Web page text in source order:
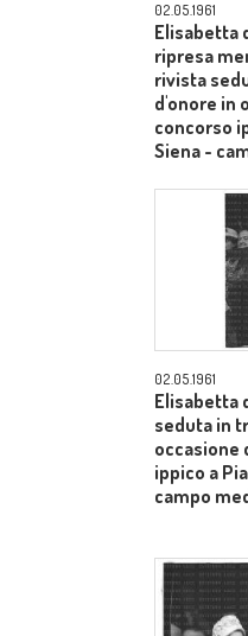
02.05.1961
Elisabetta
ripresa
rivista
d'onore in
concorso
Siena -
02.05.1961
Elisabetta
seduta in
occasione
ippico a
campo